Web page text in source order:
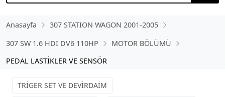
Anasayfa
307 STATION WAGON 2001-2005
307 SW 1.6 HDI DV6 110HP
MOTOR BÖLÜMÜ
PEDAL LASTİKLER VE SENSÖR
TRİGER SET VE DEVİRDAİM